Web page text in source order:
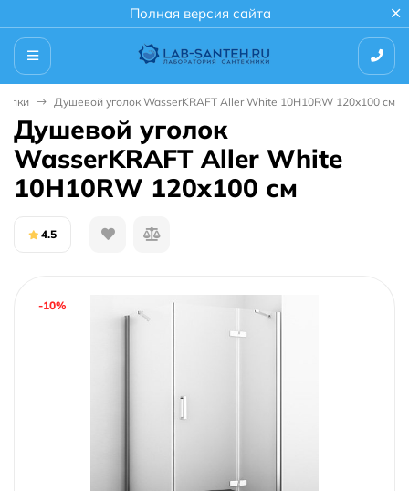
Полная версия сайта
Душевой уголок WasserKRAFT Aller White 10H10RW 120x100 см
Душевой уголок
WasserKRAFT Aller White
10H10RW 120x100 см
4.5
-10%